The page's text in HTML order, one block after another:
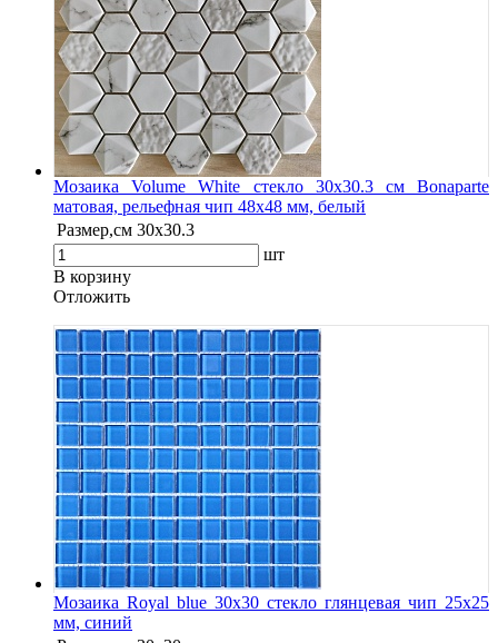
Мозаика Volume White стекло 30х30.3 см Bonaparte
матовая, рельефная чип 48х48 мм, белый
Размер,см 30х30.3
шт
В корзину
Oтложить
Мозаика Royal blue 30х30 стекло глянцевая чип 25х25
мм, синий